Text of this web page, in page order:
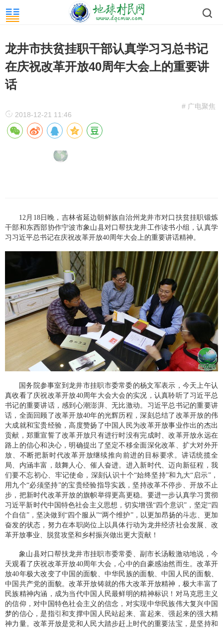
龙井市扶贫挂职干部认真学习习总书记
在庆祝改革开放40周年大会上的重要讲
话
# 广电聚焦
2018-12-21 11:46
12月18日晚，吉林省延边朝鲜族自治州龙井市对口扶贫挂职锻炼
干部和东西部协作宁波市象山县对口帮扶龙井工作读书小组，认真学
习习近平总书记在庆祝改革开放40周年大会上的重要讲话精神。
国务院参事室到龙井市挂职市委常委的杨文军表示，今天上午认
真收看了庆祝改革开放40周年大会大会的实况，认真聆听了习近平总
书记的重要讲话，感到心潮澎湃、无比激动。习近平总书记的重要讲
话，全面回顾了改革开放40年的光辉历程，深刻总结了改革开放的伟
大成就和宝贵经验，高度赞扬了中国人民为改革开放事业作出的杰出
贡献，郑重宣誓了改革开放只有进行时没有完成时、改革开放永远在
路上的信心和决心，明确提出了坚定不移全面深化改革、扩大对外开
放、不断把新时代改革开放继续推向前进的目标要求。讲话统揽全
局、内涵丰富，鼓舞人心、催人奋进。进入新时代、迈向新征程，我
们要不忘初心、牢记使命，深刻认识十个“始终坚持”和九大“启示”，
用九个“必须坚持”的宝贵经验指导实践，坚持改革不停步、开放不止
步，把新时代改革开放的旗帜举得更高更稳。要进一步认真学习贯彻
习近平新时代中国特色社会主义思想，切实增强“四个意识”，坚定“四
个自信”，坚决做到“四个服从”“两个维护”，以更加昂扬的斗志、更加
奋发的状态，努力在本职岗位上以具体行动为龙井经济社会发展、改
革开放事业、脱贫攻坚和乡村振兴做出更大贡献！
象山县对口帮扶龙井市挂职市委常委、副市长汤毅激动地说，今
天观看了庆祝改革开放40周年大会，心中的自豪感油然而生。改革开
放40年极大改变了中国的面貌、中华民族的面貌、中国人民的面貌、
中国共产党的面貌。改革开放铸就的伟大改革开放精神，极大丰富了
民族精神内涵，成为当代中国人民最鲜明的精神标识！对马克思主义
的信仰，对中国特色社会主义的信念，对实现中华民族伟大复兴中国
梦的信心，是指引和支撑中国人民站起来、富起来、强起来的强大精
神力量。改革开放是党和人民大踏步赶上时代的重要法宝，是坚持和